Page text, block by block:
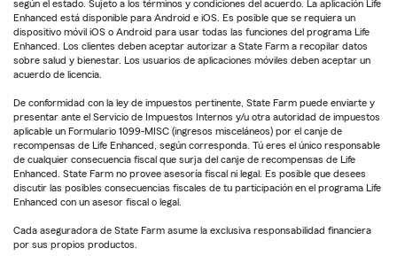
según el estado. Sujeto a los términos y condiciones del acuerdo. La aplicación Life
Enhanced está disponible para Android e iOS. Es posible que se requiera un
dispositivo móvil iOS o Android para usar todas las funciones del programa Life
Enhanced. Los clientes deben aceptar autorizar a State Farm a recopilar datos
sobre salud y bienestar. Los usuarios de aplicaciones móviles deben aceptar un
acuerdo de licencia.
De conformidad con la ley de impuestos pertinente, State Farm puede enviarte y
presentar ante el Servicio de Impuestos Internos y/u otra autoridad de impuestos
aplicable un Formulario 1099-MISC (ingresos misceláneos) por el canje de
recompensas de Life Enhanced, según corresponda. Tú eres el único responsable
de cualquier consecuencia fiscal que surja del canje de recompensas de Life
Enhanced. State Farm no provee asesoría fiscal ni legal. Es posible que desees
discutir las posibles consecuencias fiscales de tu participación en el programa Life
Enhanced con un asesor fiscal o legal.
Cada aseguradora de State Farm asume la exclusiva responsabilidad financiera
por sus propios productos.